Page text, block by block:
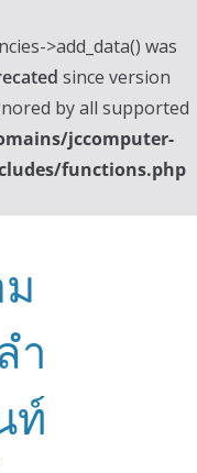
>add_data() was
since version
by all supported
jccomputer-
functions.php
ำ
ท์